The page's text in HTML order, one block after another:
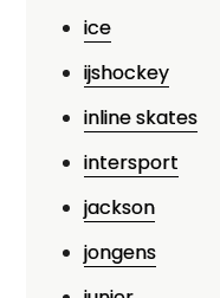
ice
ijshockey
inline skates
intersport
jackson
jongens